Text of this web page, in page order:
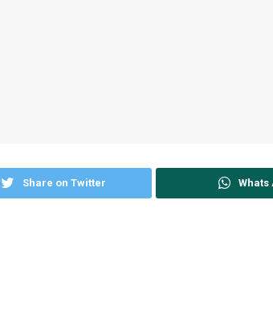
Share on Twitter Whats